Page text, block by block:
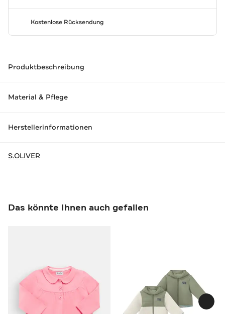
Kostenlose Rücksendung
Produktbeschreibung
Material & Pflege
Herstellerinformationen
S.OLIVER
Das könnte Ihnen auch gefallen